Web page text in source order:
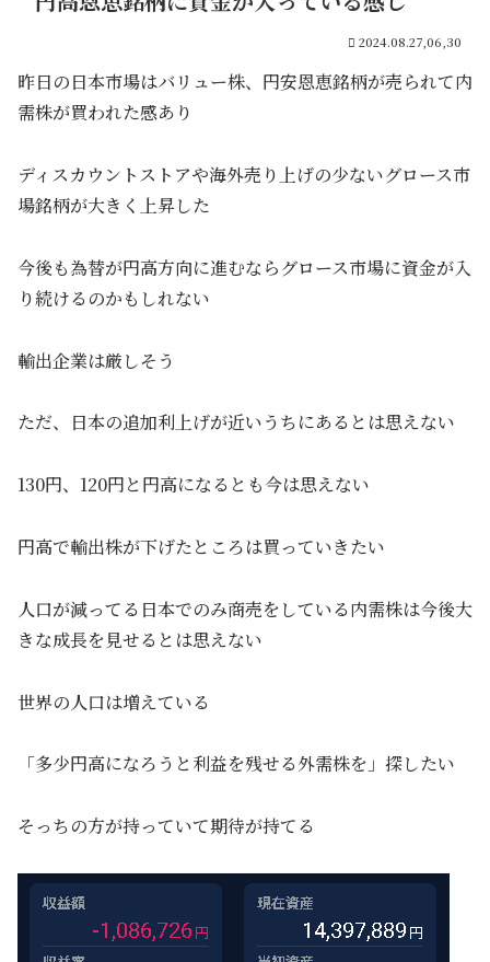
2024.08.27,06,30
昨日の日本市場はバリュー株、円安恩恵銘柄が売られて内
需株が買われた感あり
ディスカウントストアや海外売り上げの少ないグロース市
場銘柄が大きく上昇した
今後も為替が円高方向に進むならグロース市場に資金が入
り続けるのかもしれない
輸出企業は厳しそう
ただ、日本の追加利上げが近いうちにあるとは思えない
130円、120円と円高になるとも今は思えない
円高で輸出株が下げたところは買っていきたい
人口が減ってる日本でのみ商売をしている内需株は今後大
きな成長を見せるとは思えない
世界の人口は増えている
「多少円高になろうと利益を残せる外需株を」探したい
そっちの方が持っていて期待が持てる